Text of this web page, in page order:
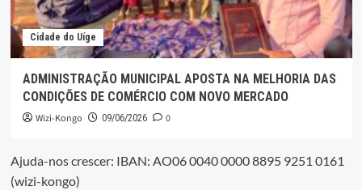
Cidade do Uíge
ADMINISTRAÇÃO MUNICIPAL APOSTA NA MELHORIA DAS
CONDIÇÕES DE COMÉRCIO COM NOVO MERCADO
Wizi-Kongo 09/06/2026 0
Ajuda-nos crescer: IBAN: AO06 0040 0000 8895 9251 0161
(wizi-kongo)